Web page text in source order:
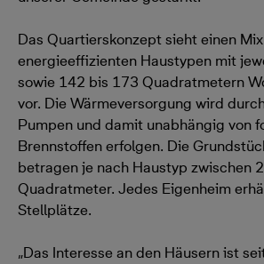
Das Quartierskonzept sieht einen
energieeffizienten Haustypen mit
sowie 142 bis 173 Quadratmetern
vor. Die Wärmeversorgung wird
Pumpen und damit unabhängig von
Brennstoffen erfolgen. Die
betragen je nach Haustyp zwischen
Quadratmeter. Jedes Eigenheim
Stellplätze.
„Das Interesse an den Häusern ist